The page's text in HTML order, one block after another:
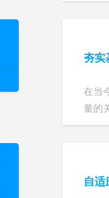
夯实
在当
量的
自适